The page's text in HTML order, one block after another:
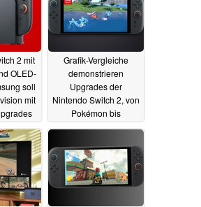
2 mit
OLED-
soll
mit
20.05.2025
Grafik-Vergleiche
demonstrieren
Upgrades der
Nintendo Switch 2, von
Pokémon bis